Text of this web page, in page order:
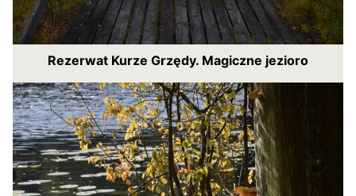
Rezerwat Kurze Grzędy. Magiczne jezioro